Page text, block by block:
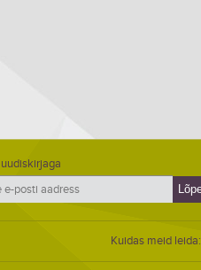
Kuidas meid leida: